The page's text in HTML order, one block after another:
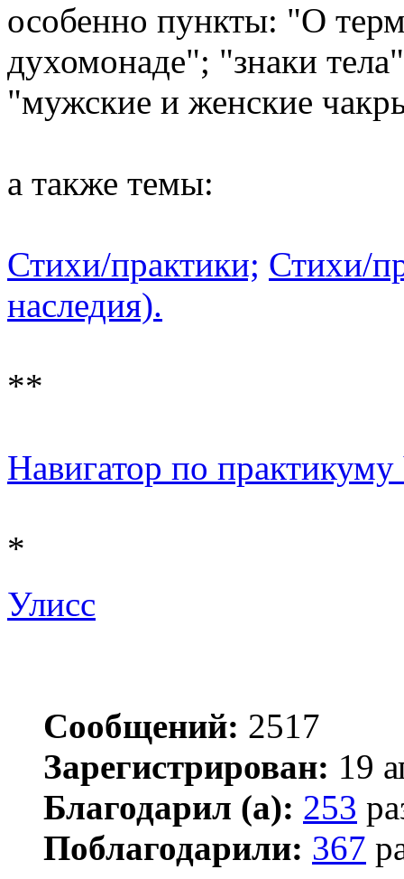
особенно пункты: "О
духомонаде"; "знаки
"мужские и женские
а также темы:
Стихи/практики; Стихи/
наследия).
**
Навигатор по
*
Улисс
Сообщений: 2517
Зарегистрирован: 19
Благодарил (а): 253
Поблагодарили: 367